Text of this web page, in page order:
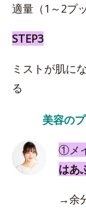
適量（1～2プ
STEP3
ミストが肌に
る
美容の
①メ
はあ
→余